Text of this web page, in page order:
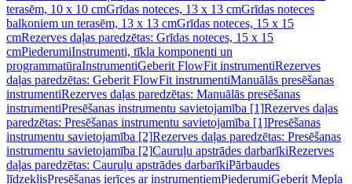
terasēm, 10 x 10 cmGrīdas noteces, 13 x 13 cmGrīdas noteces
balkoniem un terasēm, 13 x 13 cmGrīdas noteces, 15 x 15
cmRezerves daļas paredzētas: Grīdas noteces, 15 x 15
cmPiederumiInstrumenti, tīkla komponenti un
programmatūraInstrumentiGeberit FlowFit instrumentiRezerves
daļas paredzētas: Geberit FlowFit instrumentiManuālās presēšanas
instrumentiRezerves daļas paredzētas: Manuālās presēšanas
instrumentiPresēšanas instrumentu savietojamība [1]Rezerves daļas
paredzētas: Presēšanas instrumentu savietojamība [1]Presēšanas
instrumentu savietojamība [2]Rezerves daļas paredzētas: Presēšanas
instrumentu savietojamība [2]Cauruļu apstrādes darbarīkiRezerves
daļas paredzētas: Cauruļu apstrādes darbarīkiPārbaudes
līdzeklisPresēšanas ierīces ar instrumentiemPiederumiGeberit Mepla